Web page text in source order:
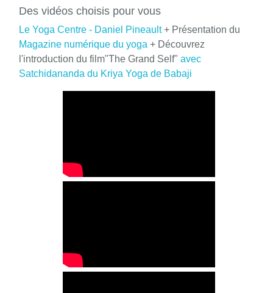
Des vidéos choisis pour vous
Le Yoga Centre - Daniel Pineault+ Présentation du
Magazine numérique du yoga + Découvrez
l'introduction du film"The Grand Self" avec
Satchidananda du Kriya Yoga de Babaji